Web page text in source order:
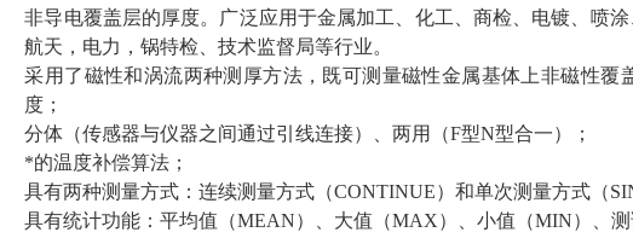
非导电覆盖层的厚度。广泛应用于金属加工、化工、商检、电镀、喷
航天，电力，锅特检、技术监督局等行业。
采用了磁性和涡流两种测厚方法，既可测量磁性金属基体上非磁性
度；
分体（传感器与仪器之间通过引线连接）、两用（F型N型合一）；
*的温度补偿算法；
具有两种测量方式：连续测量方式（CONTINUE）和单次测量方式（
具有统计功能：平均值（MEAN）、大值（MAX）、小值（MIN）、